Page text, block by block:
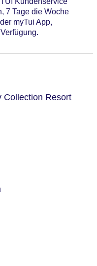
7 Tage die Woche
myTui App,
Collection Resort